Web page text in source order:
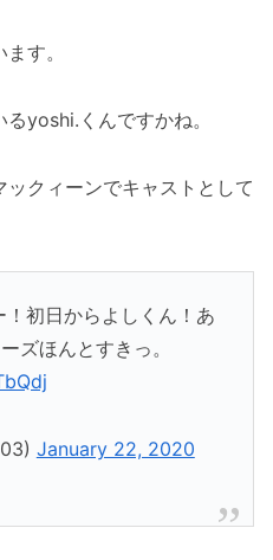
す。
yoshi.くんですかね。
クィーンでキャストとして
初日からよしくん！あ
ズほんとすきっ。
January 22, 2020